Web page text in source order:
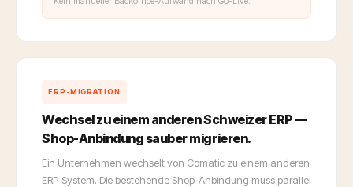
ERP-MIGRATION
Wechsel zu einem anderen Schweizer ERP —
Shop-Anbindung sauber migrieren.
Ein Unternehmen wechselt von Comatic zu einem anderen
ERP-System. Die bestehende Shop-Anbindung muss parallel